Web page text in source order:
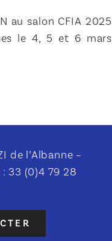
au salon CFIA 2025
le 4, 5 et 6 mars
de l’Albanne –
: 33 (0)4 79 28